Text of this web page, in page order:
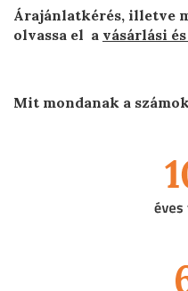
Árajánlatkérés, illetve
olvassa el a vásárlási
Mit mondanak a